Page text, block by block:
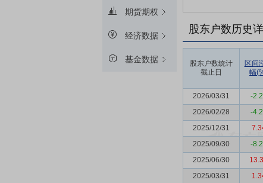
期货期权
经济数据
基金数据
股东户数历史
股东户数统计
截止日
区间
幅
2026/03/31
-
2026/02/28
-
2025/12/31
2025/09/30
-
2025/06/30
2025/03/31